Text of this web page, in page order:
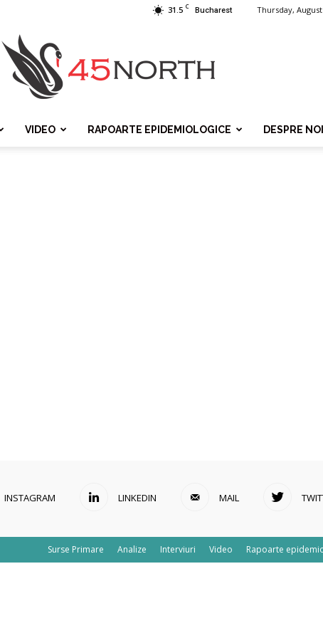
31.5 C Bucharest Thursday, August
VIDEO RAPOARTE EPIDEMIOLOGICE DESPRE NOI
INSTAGRAM LINKEDIN MAIL
Surse Primare Analize Interviuri Video Rapoarte